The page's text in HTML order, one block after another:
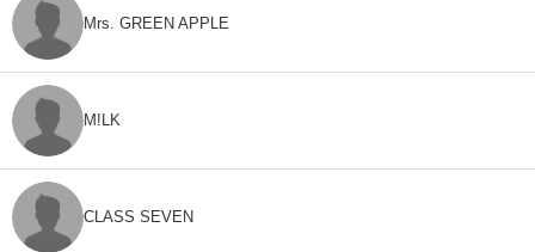
Mrs. GREEN APPLE
M!LK
CLASS SEVEN